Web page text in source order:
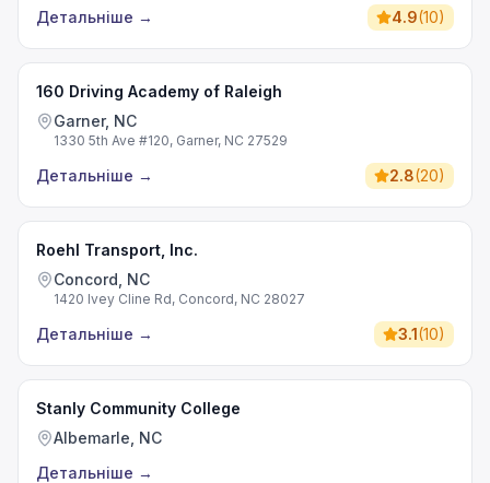
Детальніше → 4.9(10)
160 Driving Academy of Raleigh
Garner, NC
1330 5th Ave #120, Garner, NC 27529
Детальніше → 2.8(20)
Roehl Transport, Inc.
Concord, NC
1420 Ivey Cline Rd, Concord, NC 28027
Детальніше → 3.1(10)
Stanly Community College
Albemarle, NC
Детальніше →